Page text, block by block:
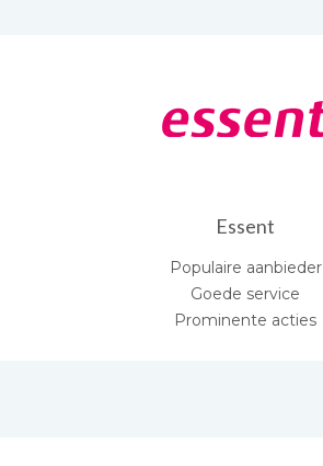
Essent
Populaire aanbieder
Goede service
Prominente acties